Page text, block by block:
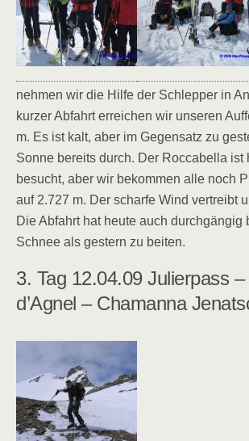
nehmen wir die Hilfe der Schlepper in
kurzer Abfahrt erreichen wir unseren
m. Es ist kalt, aber im Gegensatz zu
Sonne bereits durch. Der Roccabella ist
besucht, aber wir bekommen alle noch
auf 2.727 m. Der scharfe Wind vertreibt
Die Abfahrt hat heute auch durchgängig
Schnee als gestern zu beiten.
3. Tag 12.04.09 Julierpass
d’Agnel – Chamanna